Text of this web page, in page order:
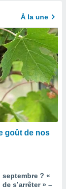
À la une
goût de nos
septembre ? «
s’arrêter » –